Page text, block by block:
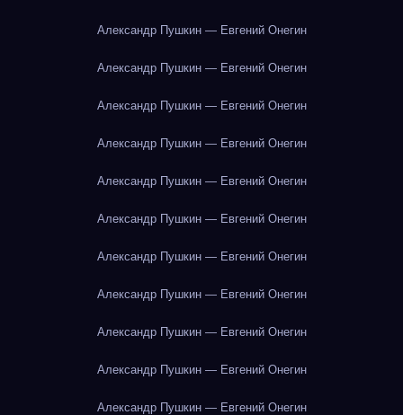
Александр Пушкин — Евгений Онегин
Александр Пушкин — Евгений Онегин
Александр Пушкин — Евгений Онегин
Александр Пушкин — Евгений Онегин
Александр Пушкин — Евгений Онегин
Александр Пушкин — Евгений Онегин
Александр Пушкин — Евгений Онегин
Александр Пушкин — Евгений Онегин
Александр Пушкин — Евгений Онегин
Александр Пушкин — Евгений Онегин
Александр Пушкин — Евгений Онегин